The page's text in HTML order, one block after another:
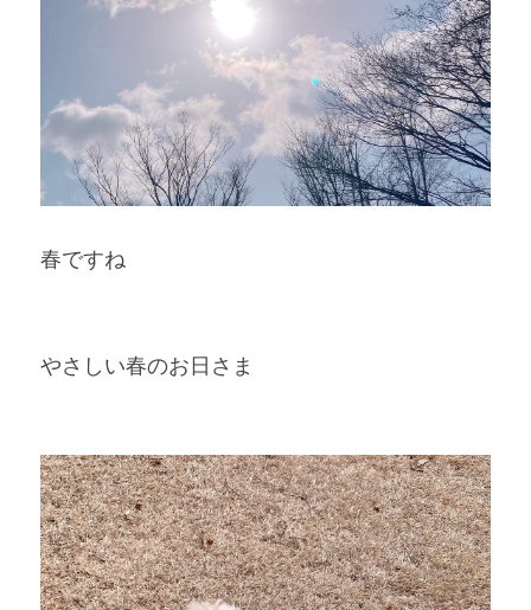
春ですね
やさしい春のお日さま